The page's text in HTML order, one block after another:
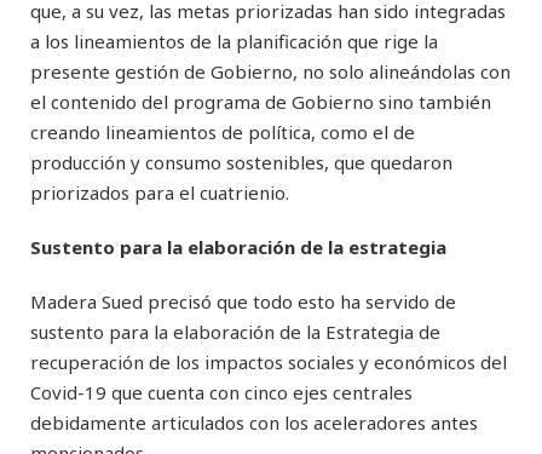
que, a su vez, las metas priorizadas han sido integradas
a los lineamientos de la planificación que rige la
presente gestión de Gobierno, no solo alineándolas con
el contenido del programa de Gobierno sino también
creando lineamientos de política, como el de
producción y consumo sostenibles, que quedaron
priorizados para el cuatrienio.
Sustento para la elaboración de la estrategia
Madera Sued precisó que todo esto ha servido de
sustento para la elaboración de la Estrategia de
recuperación de los impactos sociales y económicos del
Covid-19 que cuenta con cinco ejes centrales
debidamente articulados con los aceleradores antes